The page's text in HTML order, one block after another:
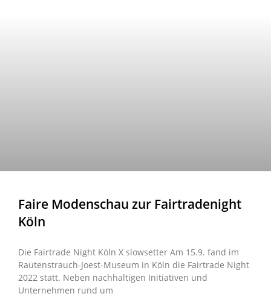
Faire Modenschau zur Fairtradenight
Köln
Die Fairtrade Night Köln X slowsetter Am 15.9. fand im
Rautenstrauch-Joest-Museum in Köln die Fairtrade Night
2022 statt. Neben nachhaltigen Initiativen und
Unternehmen rund um